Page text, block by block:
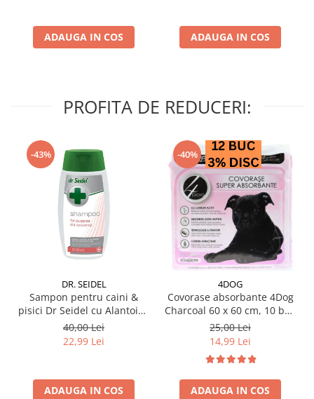
ADAUGA IN COS ADAUGA IN COS
PROFITA DE REDUCERI:
-43%
DR. SEIDEL
Sampon pentru caini &
pisici Dr Seidel cu Alantoina
220 ml
40,00 Lei
22,99 Lei
ADAUGA IN COS
-40%
4DOG
Covorase absorbante 4Dog
Charcoal 60 x 60 cm, 10 buc
/ pachet
25,00 Lei
14,99 Lei
ADAUGA IN COS